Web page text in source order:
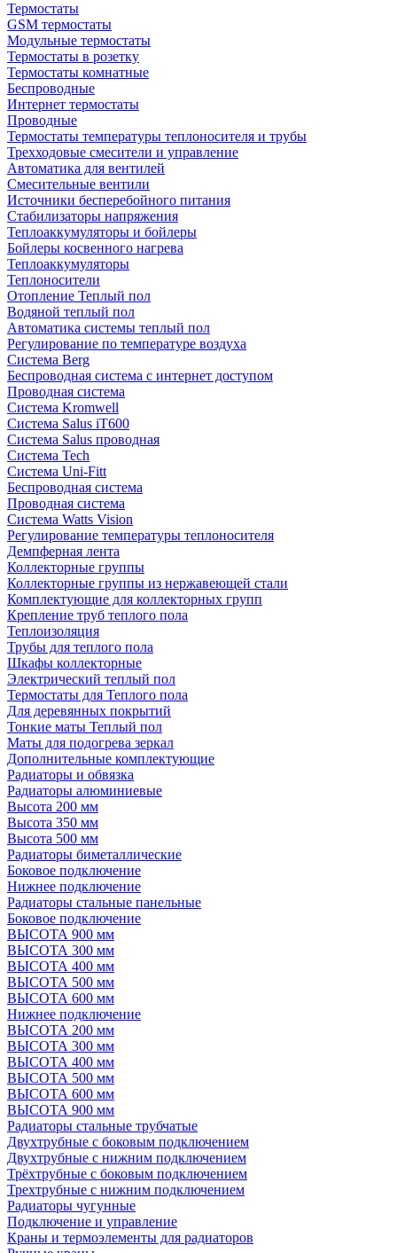
Термостаты
GSM термостаты
Модульные термостаты
Термостаты в розетку
Термостаты комнатные
Беспроводные
Интернет термостаты
Проводные
Термостаты температуры теплоносителя и трубы
Трехходовые смесители и управление
Автоматика для вентилей
Смесительные вентили
Источники бесперебойного питания
Стабилизаторы напряжения
Теплоаккумуляторы и бойлеры
Бойлеры косвенного нагрева
Теплоаккумуляторы
Теплоносители
Отопление Теплый пол
Водяной теплый пол
Автоматика системы теплый пол
Регулирование по температуре воздуха
Система Berg
Беспроводная система с интернет доступом
Проводная система
Система Kromwell
Система Salus iT600
Система Salus проводная
Система Tech
Система Uni-Fitt
Беспроводная система
Проводная система
Система Watts Vision
Регулирование температуры теплоносителя
Демпферная лента
Коллекторные группы
Коллекторные группы из нержавеющей стали
Комплектующие для коллекторных групп
Крепление труб теплого пола
Теплоизоляция
Трубы для теплого пола
Шкафы коллекторные
Электрический теплый пол
Термостаты для Теплого пола
Для деревянных покрытий
Тонкие маты Теплый пол
Маты для подогрева зеркал
Дополнительные комплектующие
Радиаторы и обвязка
Радиаторы алюминиевые
Высота 200 мм
Высота 350 мм
Высота 500 мм
Радиаторы биметаллические
Боковое подключение
Нижнее подключение
Радиаторы стальные панельные
Боковое подключение
ВЫСОТА 900 мм
ВЫСОТА 300 мм
ВЫСОТА 400 мм
ВЫСОТА 500 мм
ВЫСОТА 600 мм
Нижнее подключение
ВЫСОТА 200 мм
ВЫСОТА 300 мм
ВЫСОТА 400 мм
ВЫСОТА 500 мм
ВЫСОТА 600 мм
ВЫСОТА 900 мм
Радиаторы стальные трубчатые
Двухтрубные с боковым подключением
Двухтрубные с нижним подключением
Трёхтрубные с боковым подключением
Трехтрубные с нижним подключением
Радиаторы чугунные
Подключение и управление
Краны и термоэлементы для радиаторов